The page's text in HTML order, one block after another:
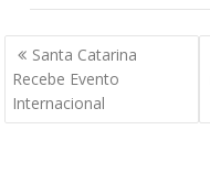
Navegação
de
Post
Santa Catarina
Recebe Evento
Internacional